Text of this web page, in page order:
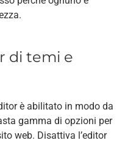
di temi e
è abilitato in modo da
gamma di opzioni per
web. Disattiva l’editor